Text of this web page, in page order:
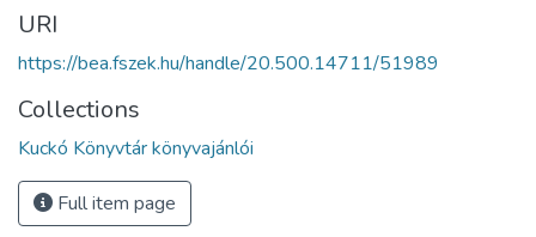
URI
https://bea.fszek.hu/handle/20.500.14711/51989
Collections
Kuckó Könyvtár könyvajánlói
Full item page